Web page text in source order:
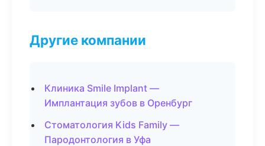
Другие компании
Клиника Smile Implant —
Имплантация зубов в Оренбург
Стоматология Kids Family —
Пародонтология в Уфа